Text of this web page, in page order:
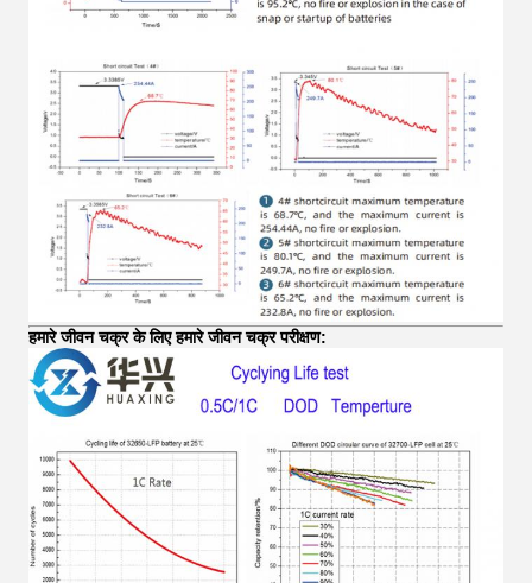
हमारे जीवन चक्र के लिए हमारे जीवन चक्र परीक्षण: